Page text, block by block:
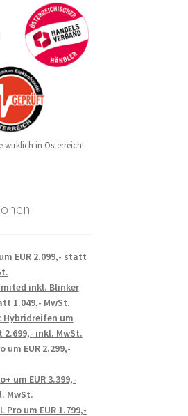
wirklich in Österreich!
EUR 2.099,- statt
inkl. Blinker
1.049,- MwSt.
Hybridreifen um
2.699,- inkl. MwSt.
um EUR 2.299,-
um EUR 3.399,-
MwSt.
Pro um EUR 1.799,-